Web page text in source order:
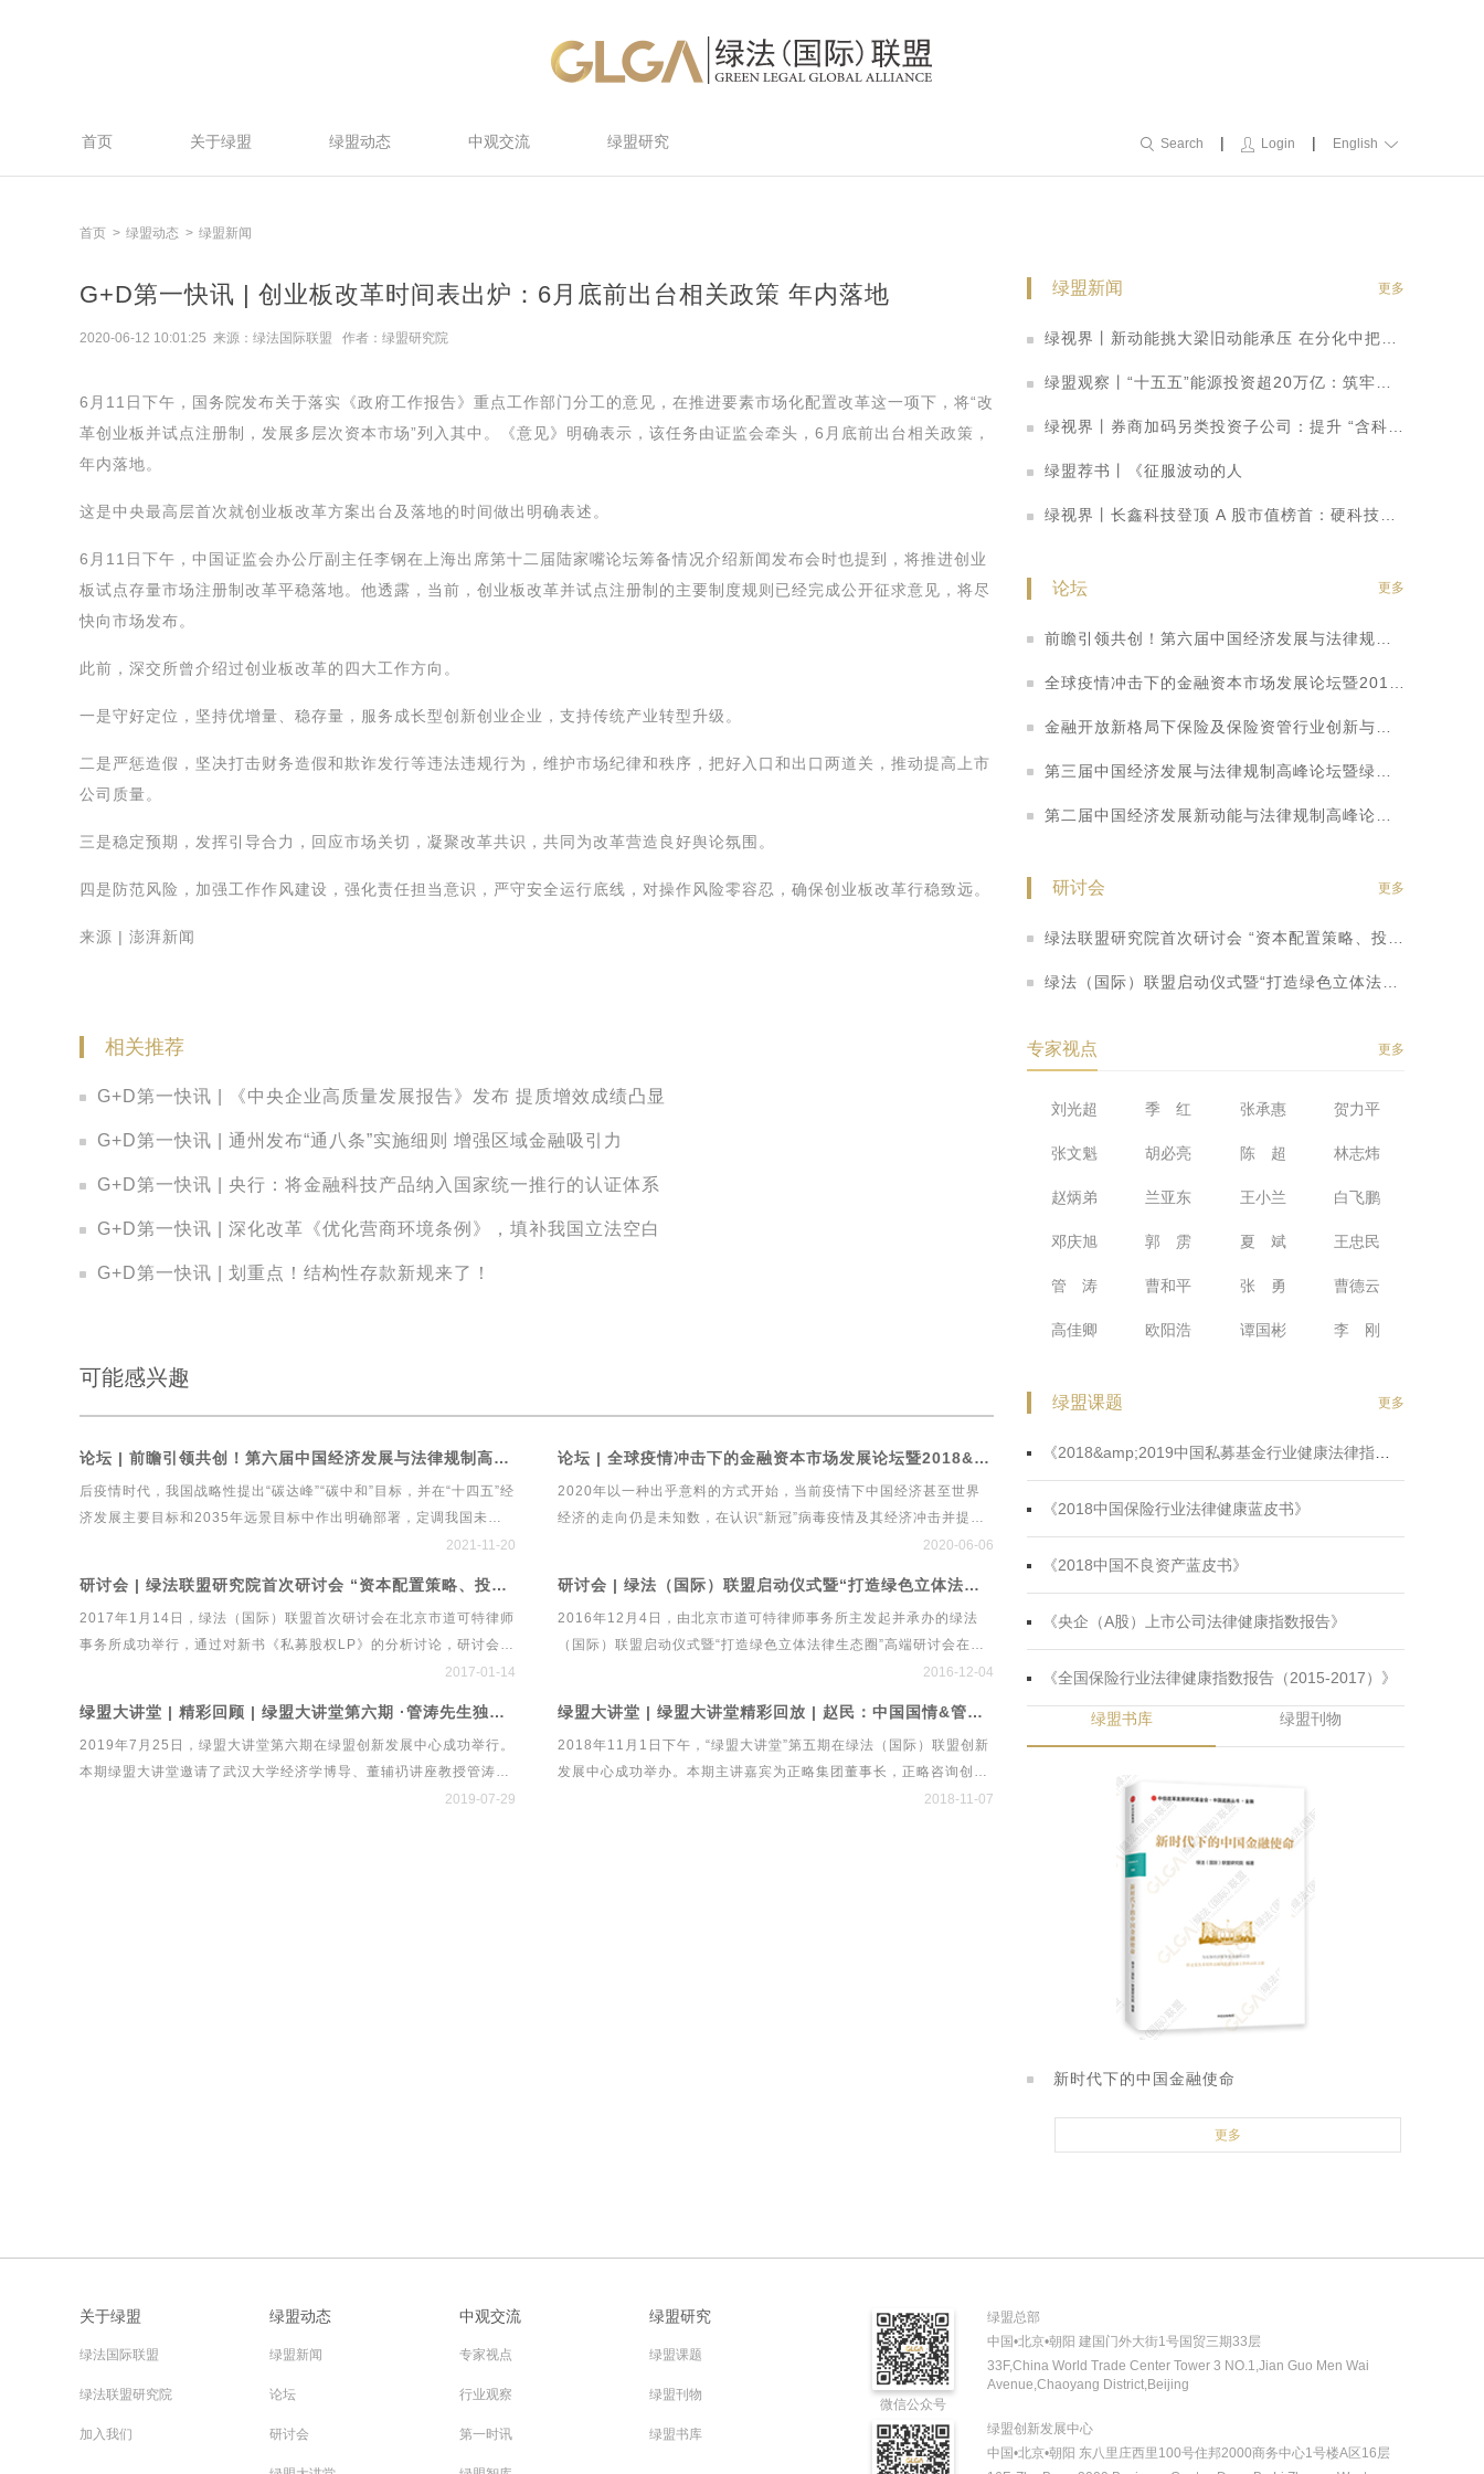
首页 关于绿盟 绿盟动态 中观交流 绿盟研究 Search | Login | English
首页 绿盟动态 绿盟新闻
G+D第一快讯 | 创业板改革时间表出炉：6月底前出台相关政策 年内落地
2020-06-12 10:01:25 来源：绿法国际联盟 作者：绿盟研究院
6月11日下午，国务院发布关于落实《政府工作报告》重点工作部门分工的意见，在推进要素市场化配置改革这一项下，将“改
革创业板并试点注册制，发展多层次资本市场”列入其中。《意见》明确表示，该任务由证监会牵头，6月底前出台相关政策，
年内落地。
这是中央最高层首次就创业板改革方案出台及落地的时间做出明确表述。
6月11日下午，中国证监会办公厅副主任李钢在上海出席第十二届陆家嘴论坛筹备情况介绍新闻发布会时也提到，将推进创业
板试点存量市场注册制改革平稳落地。他透露，当前，创业板改革并试点注册制的主要制度规则已经完成公开征求意见，将尽
快向市场发布。
此前，深交所曾介绍过创业板改革的四大工作方向。
一是守好定位，坚持优增量、稳存量，服务成长型创新创业企业，支持传统产业转型升级。
二是严惩造假，坚决打击财务造假和欺诈发行等违法违规行为，维护市场纪律和秩序，把好入口和出口两道关，推动提高上市
公司质量。
三是稳定预期，发挥引导合力，回应市场关切，凝聚改革共识，共同为改革营造良好舆论氛围。
四是防范风险，加强工作作风建设，强化责任担当意识，严守安全运行底线，对操作风险零容忍，确保创业板改革行稳致远。
来源 | 澎湃新闻
相关推荐
G+D第一快讯 | 《中央企业高质量发展报告》发布 提质增效成绩凸显
G+D第一快讯 | 通州发布“通八条”实施细则 增强区域金融吸引力
G+D第一快讯 | 央行：将金融科技产品纳入国家统一推行的认证体系
G+D第一快讯 | 深化改革《优化营商环境条例》，填补我国立法空白
G+D第一快讯 | 划重点！结构性存款新规来了！
可能感兴趣
论坛 | 前瞻引领共创！第六届中国经济发展与法律规制高峰论坛暨首个绿色立体法律生态平台“绿法ECO”&建设工程行业法律健康指数发布会
后疫情时代，我国战略性提出“碳达峰”“碳中和”目标，并在“十四五”经
济发展主要目标和2035年远景目标中作出明确部署，定调我国未来
绿色发展战略建设工程行业实现绿色发展，既需要有顶层设计和战略
中的重要命题。在此背景下，绿法（国际）联盟、北京市道可特律师
事务所、新浪财经再度携手，共同举办第六届中国经济发展与法律规
制高峰论坛暨国内首个绿色立体法律生态平台系统“绿法ECO”&amp;
2021-11-20
论坛 | 全球疫情冲击下的金融资本市场发展论坛暨2018&2019中国私募基金行业法律健康蓝皮书线上发布会
2020年以一种出乎意料的方式开始，当前疫情下中国经济甚至世界
经济的走向仍是未知数，在认识“新冠”病毒疫情及其经济冲击并提出
政策建议方面，经济学家的观点仍然存在着较大的分歧。政策先行，
为代表的资产管理行业传达了怎样的政策导向？法律在本次经济危机
中应发挥什么作用？全球疫情冲击下的金融资本市场发展论坛将围绕
后疫情时代金融资本市场发展与法律规制展开深入探讨。
2020-06-06
研讨会 | 绿法联盟研究院首次研讨会 “资本配置策略、投资实践与管理之道”
2017年1月14日，绿法（国际）联盟首次研讨会在北京市道可特律师
事务所成功举行，通过对新书《私募股权LP》的分析讨论，研讨会确
立了私募股权LP的最新发展特点和趋势、中国政府引导基金和产业基
局的影响、私募股权与跨境并购等研究方向，经过多方探讨研究，本
次会议取得了丰硕成果。
2017-01-14
研讨会 | 绿法（国际）联盟启动仪式暨“打造绿色立体法律生态圈”高端研讨会
2016年12月4日，由北京市道可特律师事务所主发起并承办的绿法
（国际）联盟启动仪式暨“打造绿色立体法律生态圈”高端研讨会在北
京隆重举行。来自经济、金融、法律、文化等领域的专家学者、行业
道、中国经济导报、法制网、民主与法制、人民法治网、法制日报、
检察日报、央广传媒、今日说法、中国律师网、《投资圈》杂志、
《首席财务官》杂志等二十余家媒体进行现场报道。
2016-12-04
绿盟大讲堂 | 精彩回顾 | 绿盟大讲堂第六期 ·管涛先生独家解读贸易摩擦、经济形势与人民币汇率
2019年7月25日，绿盟大讲堂第六期在绿盟创新发展中心成功举行。
本期绿盟大讲堂邀请了武汉大学经济学博导、董辅礽讲座教授管涛先
生，他长期从事货币可兑换、国际收支、汇率政策、国际资本流动等
2019-07-29
绿盟大讲堂 | 绿盟大讲堂精彩回放 | 赵民：中国国情&管理规律——两大维度告诉你如何在中国做管理
2018年11月1日下午，“绿盟大讲堂”第五期在绿法（国际）联盟创新
发展中心成功举办。本期主讲嘉宾为正略集团董事长，正略咨询创始
人赵民先生。赵民先生从中国国情和管理规律两大维度出发，对“企业
2018-11-07
绿盟新闻 更多
绿视界丨新动能挑大梁旧动能承压 在分化中把握转型机遇
绿盟观察丨“十五五”能源投资超20万亿：筑牢安全底盘，激活绿色引擎
绿视界丨券商加码另类投资子公司：提升 “含科量” 打造科创金融转型新路径
绿盟荐书丨《征服波动的人
绿视界丨长鑫科技登顶 A 股市值榜首：硬科技崛起重塑 A 股价值投资逻辑
论坛 更多
前瞻引领共创！第六届中国经济发展与法律规制高峰论坛暨首个绿色立体法律生态平台“绿法ECO”&amp;建设工程行业法律健康指数发布会
全球疫情冲击下的金融资本市场发展论坛暨2018&amp;2019中国私募基金行业法律健康蓝皮书线上发布会
金融开放新格局下保险及保险资管行业创新与法律健康发展高峰论坛暨2018年中国保险行业法律健康蓝皮书（指数&amp;专题）发布会
第三届中国经济发展与法律规制高峰论坛暨绿盟2018中国不良资产蓝皮书发布仪式
第二届中国经济发展新动能与法律规制高峰论坛暨全国保险行业、央企上市公司法律健康指数发布会
研讨会 更多
绿法联盟研究院首次研讨会 “资本配置策略、投资实践与管理之道”
绿法（国际）联盟启动仪式暨“打造绿色立体法律生态圈”高端研讨会
专家视点 更多
刘光超 季 红 张承惠 贺力平
张文魁 胡必亮 陈 超 林志炜
赵炳弟 兰亚东 王小兰 白飞鹏
邓庆旭 郭 雳 夏 斌 王忠民
管 涛 曹和平 张 勇 曹德云
高佳卿 欧阳浩 谭国彬 李 刚
绿盟课题 更多
《2018&amp;2019中国私募基金行业健康法律指数蓝皮书》
《2018中国保险行业法律健康蓝皮书》
《2018中国不良资产蓝皮书》
《央企（A股）上市公司法律健康指数报告》
《全国保险行业法律健康指数报告（2015-2017）》
绿盟书库 绿盟刊物
新时代下的中国金融使命
更多
关于绿盟
绿法国际联盟
绿法联盟研究院
加入我们
绿盟动态
绿盟新闻
论坛
研讨会
中观交流
专家视点
行业观察
第一时讯
绿盟研究
绿盟课题
绿盟刊物
绿盟书库
微信公众号
绿盟总部
中国•北京•朝阳 建国门外大街1号国贸三期33层
33F,China World Trade Center Tower 3 NO.1,Jian Guo Men Wai
Avenue,Chaoyang District,Beijing
绿盟创新发展中心
中国•北京•朝阳 东八里庄西里100号住邦2000商务中心1号楼A区16层